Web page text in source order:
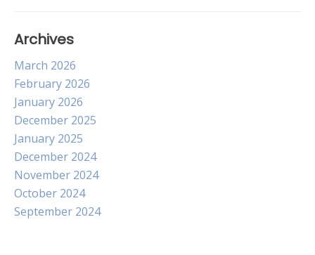
Archives
March 2026
February 2026
January 2026
December 2025
January 2025
December 2024
November 2024
October 2024
September 2024